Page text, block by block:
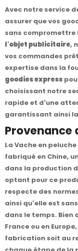
Avec notre service
assurer que vos
sans compromettre
l'objet publicitaire,
vos commandes
expertise dans la
goodies express
choisissant notre
rapide et d'une
garantissant ainsi
Provenance
La Vache en
fabriqué en Chine,
dans la production
optant pour ce
respecte des
ainsi qu'elle est
dans le temps. Bien
France ou en
fabrication soit au